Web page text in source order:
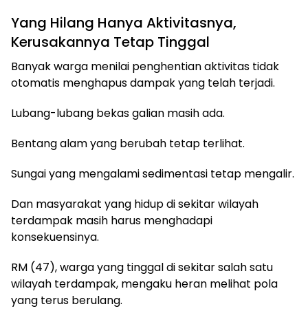
Yang Hilang Hanya Aktivitasnya,
Kerusakannya Tetap Tinggal
Banyak warga menilai penghentian aktivitas tidak
otomatis menghapus dampak yang telah terjadi.
Lubang-lubang bekas galian masih ada.
Bentang alam yang berubah tetap terlihat.
Sungai yang mengalami sedimentasi tetap mengalir.
Dan masyarakat yang hidup di sekitar wilayah
terdampak masih harus menghadapi
konsekuensinya.
RM (47), warga yang tinggal di sekitar salah satu
wilayah terdampak, mengaku heran melihat pola
yang terus berulang.